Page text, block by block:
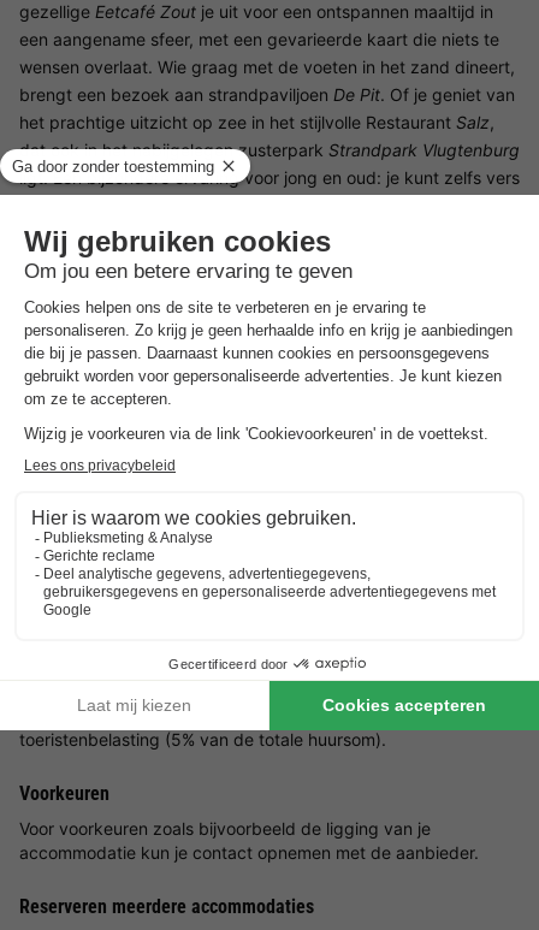
gezellige Eetcafé Zout je uit voor een ontspannen maaltijd in
een aangename sfeer, met een gevarieerde kaart die niets te
wensen overlaat. Wie graag met de voeten in het zand dineert,
brengt een bezoek aan strandpaviljoen De Pit. Of je geniet van
het prachtige uitzicht op zee in het stijlvolle Restaurant Salz,
dat ook in het nabijgelegen zusterpark Strandpark Vlugtenburg
ligt. Een bijzondere ervaring voor jong en oud: je kunt zelfs vers
Omgeving van Sahara Stay
Het park ligt aan de rand van een rustig bos, ideaal voor
ontspannende wandelingen. Schaduwrijke paden slingeren
door het bos en bieden een aangename gelegenheid om de
rijke flora en fauna van de omgeving te verkennen. Vogelaars
kunnen hun hart ophalen, want in het park leven verschillende
inheemse vogelsoorten die je fluitend en vliegend kunt
observeren. Je kunt naar het strand om een verfrissende duik
waterpark. Er zijn ook sportvelden in de buurt voor tennis,
basketbal en volleybal om je actief te houden.
Goed om
een extra kostenpost komt te staan betreffende
toeristenbelasting (5% van de totale huursom).
Voorkeuren
Voor voorkeuren zoals bijvoorbeeld de ligging van je
accommodatie kun je contact opnemen met de aanbieder.
Reserveren meerdere accommodaties